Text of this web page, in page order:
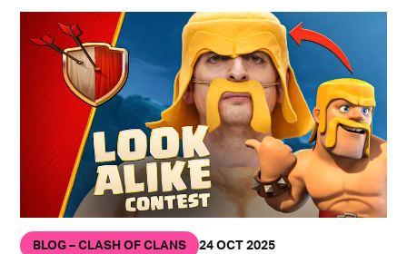
BLOG – CLASH OF CLANS 24 OCT 2025